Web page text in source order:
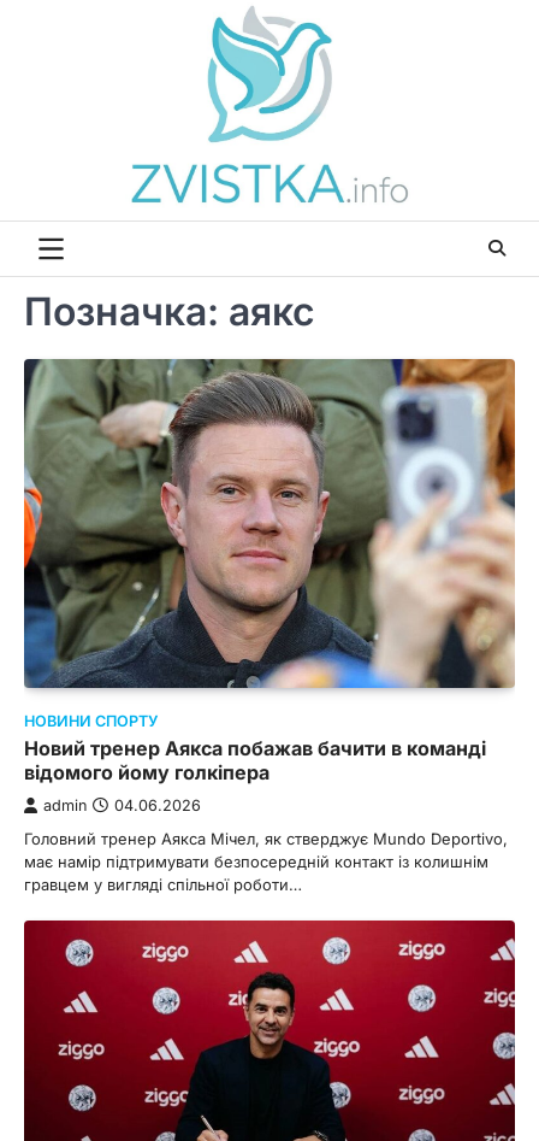
Позначка: аякс
НОВИНИ СПОРТУ
Новий тренер Аякса побажав бачити в команді
відомого йому голкіпера
admin 04.06.2026
Головний тренер Аякса Мічел, як стверджує Mundo Deportivo,
має намір підтримувати безпосередній контакт із колишнім
гравцем у вигляді спільної роботи…